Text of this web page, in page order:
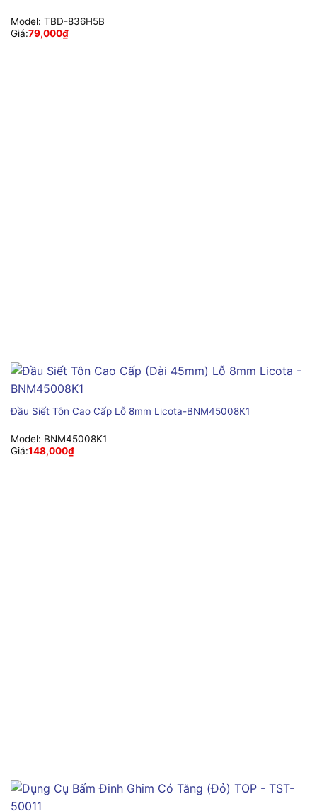
Model: TBD-836H5B
Giá:79,000₫
Đầu Siết Tôn Cao Cấp Lỗ 8mm Licota-BNM45008K1
Model: BNM45008K1
Giá:148,000₫